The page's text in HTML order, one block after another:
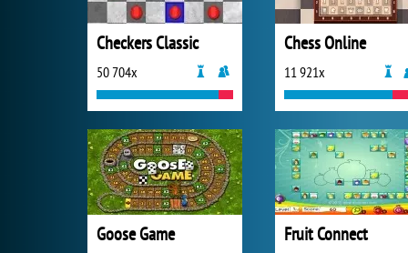
Checkers Classic
50 704x
Chess Online
11 921x
Goose Game Fruit Connect